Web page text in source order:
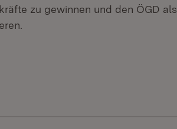
zu gewinnen und den ÖGD als